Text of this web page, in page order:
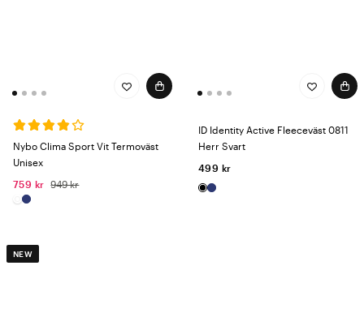
Nybo Clima Sport Vit Termoväst
Unisex
759 kr
949 kr
ID Identity Active Fleeceväst 0811
Herr Svart
499 kr
NEW